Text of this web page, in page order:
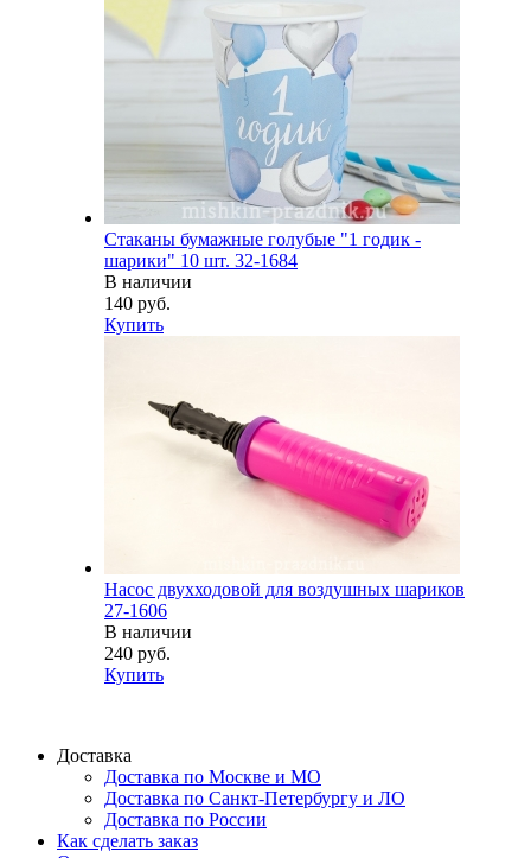
Стаканы бумажные голубые "1 годик -
шарики" 10 шт. 32-1684
В наличии
140 руб.
Купить
Насос двухходовой для воздушных шариков
27-1606
В наличии
240 руб.
Купить
Доставка
Доставка по Москве и МО
Доставка по Санкт-Петербургу и ЛО
Доставка по России
Как сделать заказ